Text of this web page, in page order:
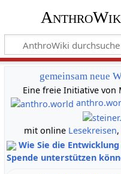
gemeinsam neue
Eine freie Initiative von
mit online Lesekreisen,
Wie Sie die
Spende unterstützen